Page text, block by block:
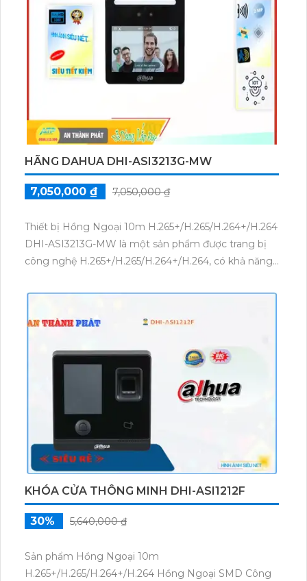
HÃNG DAHUA DHI-ASI3213G-MW
7,050,000 ₫ 7,050,000 ₫
Thiết bị Hồng Ngoại 10m H.265+/H.265/H.264+/H.264
DHI-ASI3213G-MW là một sản phẩm được trang bị
công nghệ H.265+/H.265/H.264+/H.264, có khả năng
hợp công nghệ Hồng Ngoại SMD, giúp tăng cường
là một lựa chọn lý tưởng cho việc giám sát và bảo vệ
KHÓA CỬA THÔNG MINH DHI-ASI1212F
30% 5,640,000 ₫
Sản phẩm Hồng Ngoại 10m
H.265+/H.265/H.264+/H.264 Hồng Ngoại SMD Công